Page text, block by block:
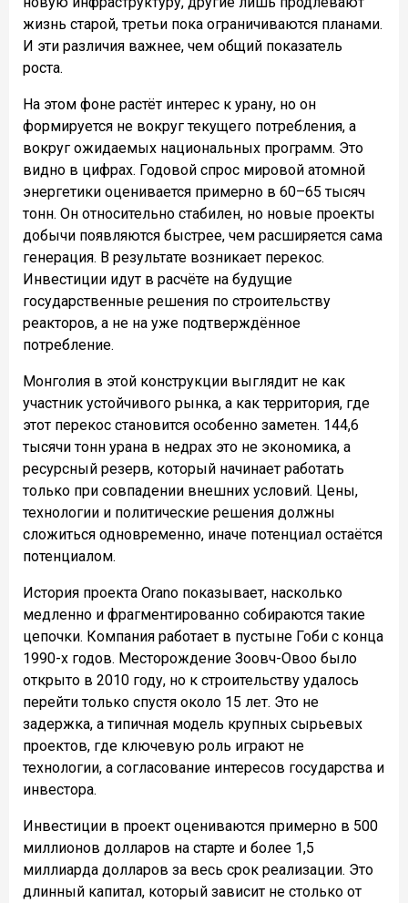
жизнь старой, третьи пока ограничиваются планами.
И эти различия важнее, чем общий показатель
роста.
На этом фоне растёт интерес к урану, но он
формируется не вокруг текущего потребления, а
вокруг ожидаемых национальных программ. Это
видно в цифрах. Годовой спрос мировой атомной
энергетики оценивается примерно в 60–65 тысяч
тонн. Он относительно стабилен, но новые проекты
добычи появляются быстрее, чем расширяется сама
генерация. В результате возникает перекос.
Инвестиции идут в расчёте на будущие
государственные решения по строительству
реакторов, а не на уже подтверждённое
потребление.
Монголия в этой конструкции выглядит не как
участник устойчивого рынка, а как территория, где
этот перекос становится особенно заметен. 144,6
тысячи тонн урана в недрах это не экономика, а
ресурсный резерв, который начинает работать
только при совпадении внешних условий. Цены,
технологии и политические решения должны
сложиться одновременно, иначе потенциал остаётся
потенциалом.
История проекта Orano показывает, насколько
медленно и фрагментированно собираются такие
цепочки. Компания работает в пустыне Гоби с конца
1990-х годов. Месторождение Зоовч-Овоо было
открыто в 2010 году, но к строительству удалось
перейти только спустя около 15 лет. Это не
задержка, а типичная модель крупных сырьевых
проектов, где ключевую роль играют не
технологии, а согласование интересов государства и
инвестора.
Инвестиции в проект оцениваются примерно в 500
миллионов долларов на старте и более 1,5
миллиарда долларов за весь срок реализации. Это
длинный капитал, который зависит не столько от